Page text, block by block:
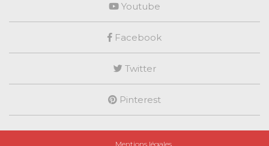
Youtube
Facebook
Twitter
Pinterest
Mentions légales